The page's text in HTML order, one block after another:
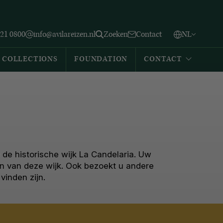
0800 info@avilareizen.nl Zoeken Contact NL
Español
COLLECTIONS FOUNDATION CONTACT
historische wijk La Candelaria. Uw
van deze wijk. Ook bezoekt u andere
zijn.